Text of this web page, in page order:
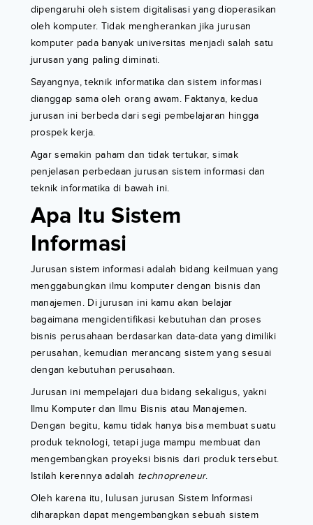
dipengaruhi oleh sistem digitalisasi yang dioperasikan
oleh komputer. Tidak mengherankan jika jurusan
komputer pada banyak universitas menjadi salah satu
jurusan yang paling diminati.
Sayangnya, teknik informatika dan sistem informasi
dianggap sama oleh orang awam. Faktanya, kedua
jurusan ini berbeda dari segi pembelajaran hingga
prospek kerja.
Agar semakin paham dan tidak tertukar, simak
penjelasan perbedaan jurusan sistem informasi dan
teknik informatika di bawah ini.
Apa Itu Sistem
Informasi
Jurusan sistem informasi adalah bidang keilmuan yang
menggabungkan ilmu komputer dengan bisnis dan
manajemen. Di jurusan ini kamu akan belajar
bagaimana mengidentifikasi kebutuhan dan proses
bisnis perusahaan berdasarkan data-data yang dimiliki
perusahan, kemudian merancang sistem yang sesuai
dengan kebutuhan perusahaan.
Jurusan ini mempelajari dua bidang sekaligus, yakni
Ilmu Komputer dan Ilmu Bisnis atau Manajemen.
Dengan begitu, kamu tidak hanya bisa membuat suatu
produk teknologi, tetapi juga mampu membuat dan
mengembangkan proyeksi bisnis dari produk tersebut.
Istilah kerennya adalah technopreneur.
Oleh karena itu, lulusan jurusan Sistem Informasi
diharapkan dapat mengembangkan sebuah sistem